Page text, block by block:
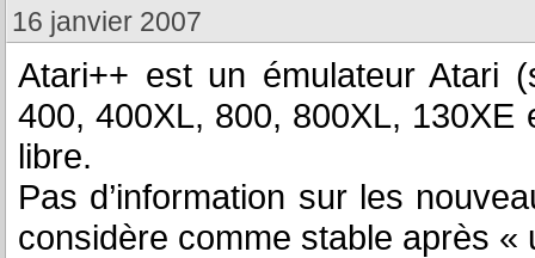
16 janvier 2007
Atari++ est un émulateur Atari
400, 400XL, 800, 800XL, 130XE
libre.
Pas d’information sur les
considère comme stable après